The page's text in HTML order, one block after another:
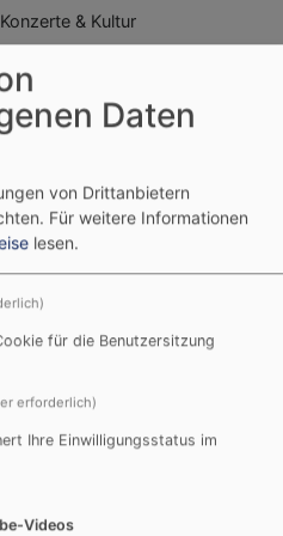
Konzerte & Kultur
Kultur
Gemeinden finden Sie
Daten
von Drittanbietern
Für weitere Informationen
lesen.
für die Benutzersitzung
erforderlich)
Ihre Einwilligungsstatus im
Videos